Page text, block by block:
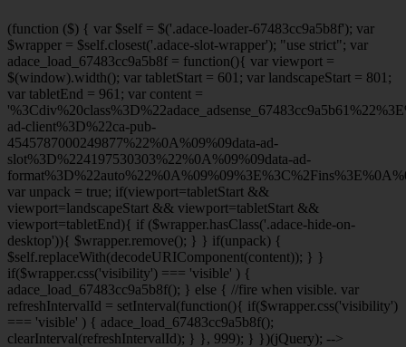
(function ($) { var $self = $('.adace-loader-67483cc9a5b8f'); var
$wrapper = $self.closest('.adace-slot-wrapper'); "use strict"; var
adace_load_67483cc9a5b8f = function(){ var viewport =
$(window).width(); var tabletStart = 601; var landscapeStart = 801;
var tabletEnd = 961; var content =
ad-client%3D%22ca-pub-
4545787000249877%22%0A%09%09data-ad-
slot%3D%224197530303%22%0A%09%09data-ad-
var unpack = true; if(viewport=tabletStart &&
viewport=landscapeStart && viewport=tabletStart &&
viewport=tabletEnd){ if ($wrapper.hasClass('.adace-hide-on-
desktop')){ $wrapper.remove(); } } if(unpack) {
$self.replaceWith(decodeURIComponent(content)); } }
if($wrapper.css('visibility') === 'visible' ) {
adace_load_67483cc9a5b8f(); } else { //fire when visible. var
refreshIntervalId = setInterval(function(){ if($wrapper.css('visibility')
=== 'visible' ) { adace_load_67483cc9a5b8f();
clearInterval(refreshIntervalId); } }, 999); } })(jQuery); -->